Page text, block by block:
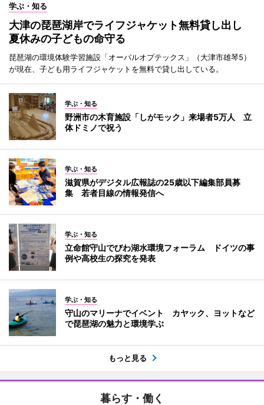
学ぶ・知る
大津の琵琶湖岸でライフジャケット無料貸し出し
夏休みの子どもの命守る
琵琶湖の環境体験学習施設「オーパルオプテックス」（大津市雄琴5）
が現在、子ども用ライフジャケットを無料で貸し出している。
学ぶ・知る
野洲市の木育施設「しがモック」来場者5万人 立
体ドミノで祝う
学ぶ・知る
滋賀県がデジタル広報誌の25歳以下編集部員募
集 若者目線の情報発信へ
学ぶ・知る
立命館守山でびわ湖水環境フォーラム ドイツの事
例や高校生の探究を発表
学ぶ・知る
守山のマリーナでイベント カヤック、ヨットなど
で琵琶湖の魅力と環境学ぶ
もっと見る
暮らす・働く